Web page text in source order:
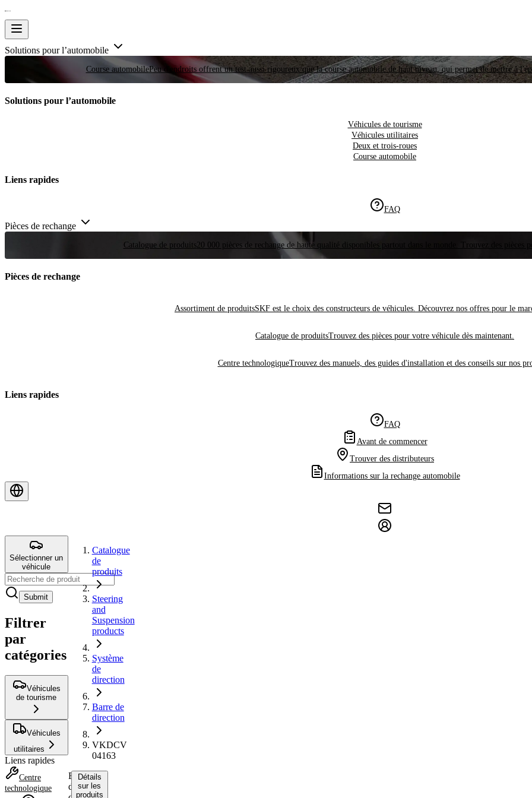
Solutions pour l’automobile
Course automobilePeu d'endroits offrent un test aussi rigoureux que la course automobile de haut niveau, qui permet de mettre à
Solutions pour l’automobile
Véhicules de tourisme
Véhicules utilitaires
Deux et trois-roues
Course automobile
Liens rapides
FAQ
Pièces de rechange
Catalogue de produits20 000 pièces de rechange de haute qualité disponibles partout dans le monde. Trouvez des pièces
Pièces de rechange
Assortiment de produitsSKF est le choix des constructeurs de véhicules. Découvrez nos offres pour le
Catalogue de produitsTrouvez des pièces pour votre véhicule dès maintenant.
Centre technologiqueTrouvez des manuels, des guides d'installation et des conseils sur nos
Liens rapides
FAQ
Avant de commencer
Trouver des distributeurs
Informations sur la rechange automobile
Sélectionner un
véhicule
Submit
Filtrer
par
catégories
Véhicules
de tourisme
Véhicules
utilitaires
Liens rapides
Centre
technologique
Catalogue
de
produits
Steering
and
Suspension
products
Système
de
direction
Barre de
direction
VKDCV
04163
Barre
de
Détails
sur les
produits